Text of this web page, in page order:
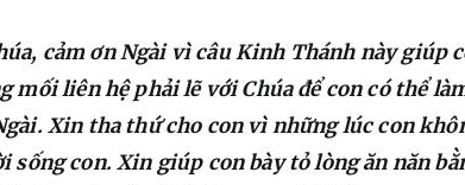
cảm ơn Ngài vì câu Kinh Thánh này
mối liên hệ phải lẽ với Chúa để con có thể
Xin tha thứ cho con vì những lúc con
sống con. Xin giúp con bày tỏ lòng ăn năn